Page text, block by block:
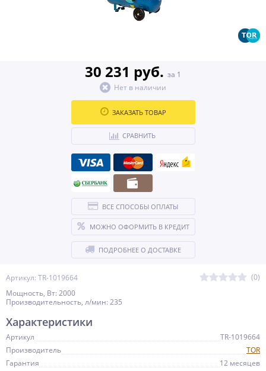
Артикул: TR-1019664
(0)
Мощность, Вт: 2000
Производительность, л/мин: 235
30 231 руб. за 1
Нет в наличии
ЗАКАЗАТЬ ТОВАР
СРАВНИТЬ
ВСЕ СПОСОБЫ ОПЛАТЫ
МОЖНО ОФОРМИТЬ В КРЕДИТ
ПОДРОБНЕЕ О ДОСТАВКЕ
Характеристики
Артикул
TR-1019664
Производитель
TOR
Гарантия
12 месяцев